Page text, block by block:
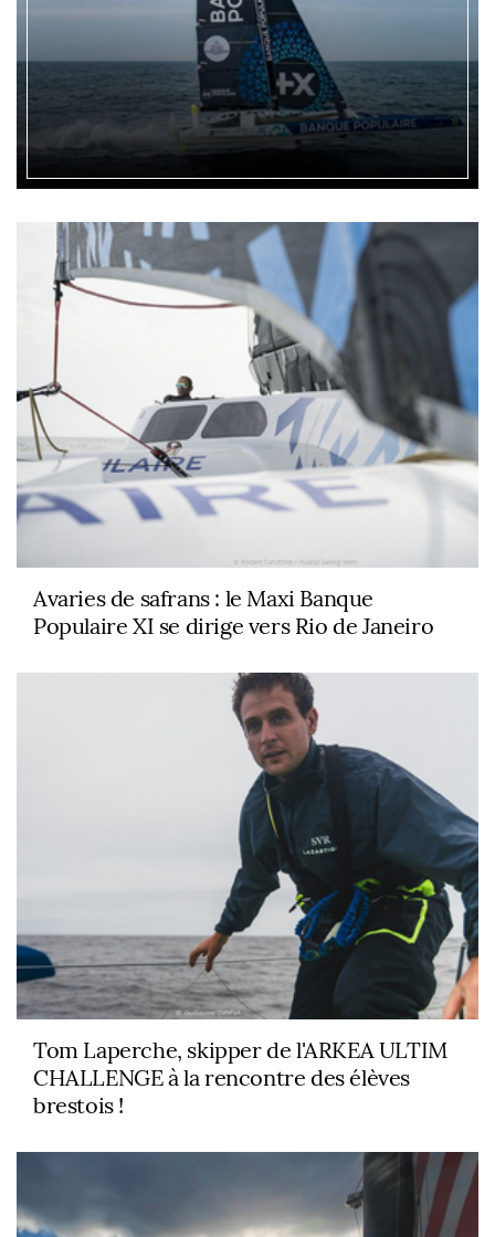
Avaries de safrans : le Maxi Banque
Populaire XI se dirige vers Rio de Janeiro
Tom Laperche, skipper de l'ARKEA ULTIM
CHALLENGE à la rencontre des élèves
brestois !